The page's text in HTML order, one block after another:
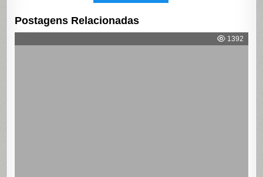
Postagens Relacionadas
1392